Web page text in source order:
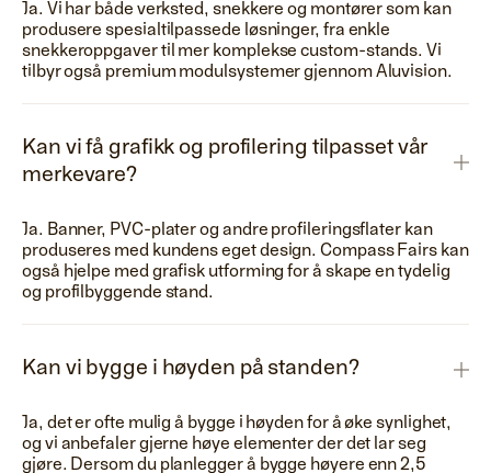
Ja. Vi har både verksted, snekkere og montører som kan
produsere spesialtilpassede løsninger, fra enkle
snekkeroppgaver til mer komplekse custom-stands. Vi
tilbyr også premium modulsystemer gjennom Aluvision.
Kan vi få grafikk og profilering tilpasset vår
merkevare?
Ja. Banner, PVC-plater og andre profileringsflater kan
produseres med kundens eget design. Compass Fairs kan
også hjelpe med grafisk utforming for å skape en tydelig
og profilbyggende stand.
Kan vi bygge i høyden på standen?
Ja, det er ofte mulig å bygge i høyden for å øke synlighet,
og vi anbefaler gjerne høye elementer der det lar seg
gjøre. Dersom du planlegger å bygge høyere enn 2,5